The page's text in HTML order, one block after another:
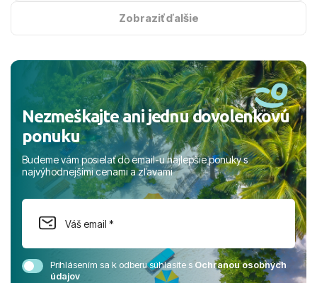
s hviezdičkou. ​Už teraz sa tešíme, kam s nami vyrazíte
Zobraziť ďalšie
Nezmeškajte ani jednu dovolenkovú
ponuku
Budeme vám posielať do email-u najlepšie ponuky s
najvýhodnejšími cenami a zľavami
Prihlásením sa k odberu súhlasíte sOchranou osobných
údajov